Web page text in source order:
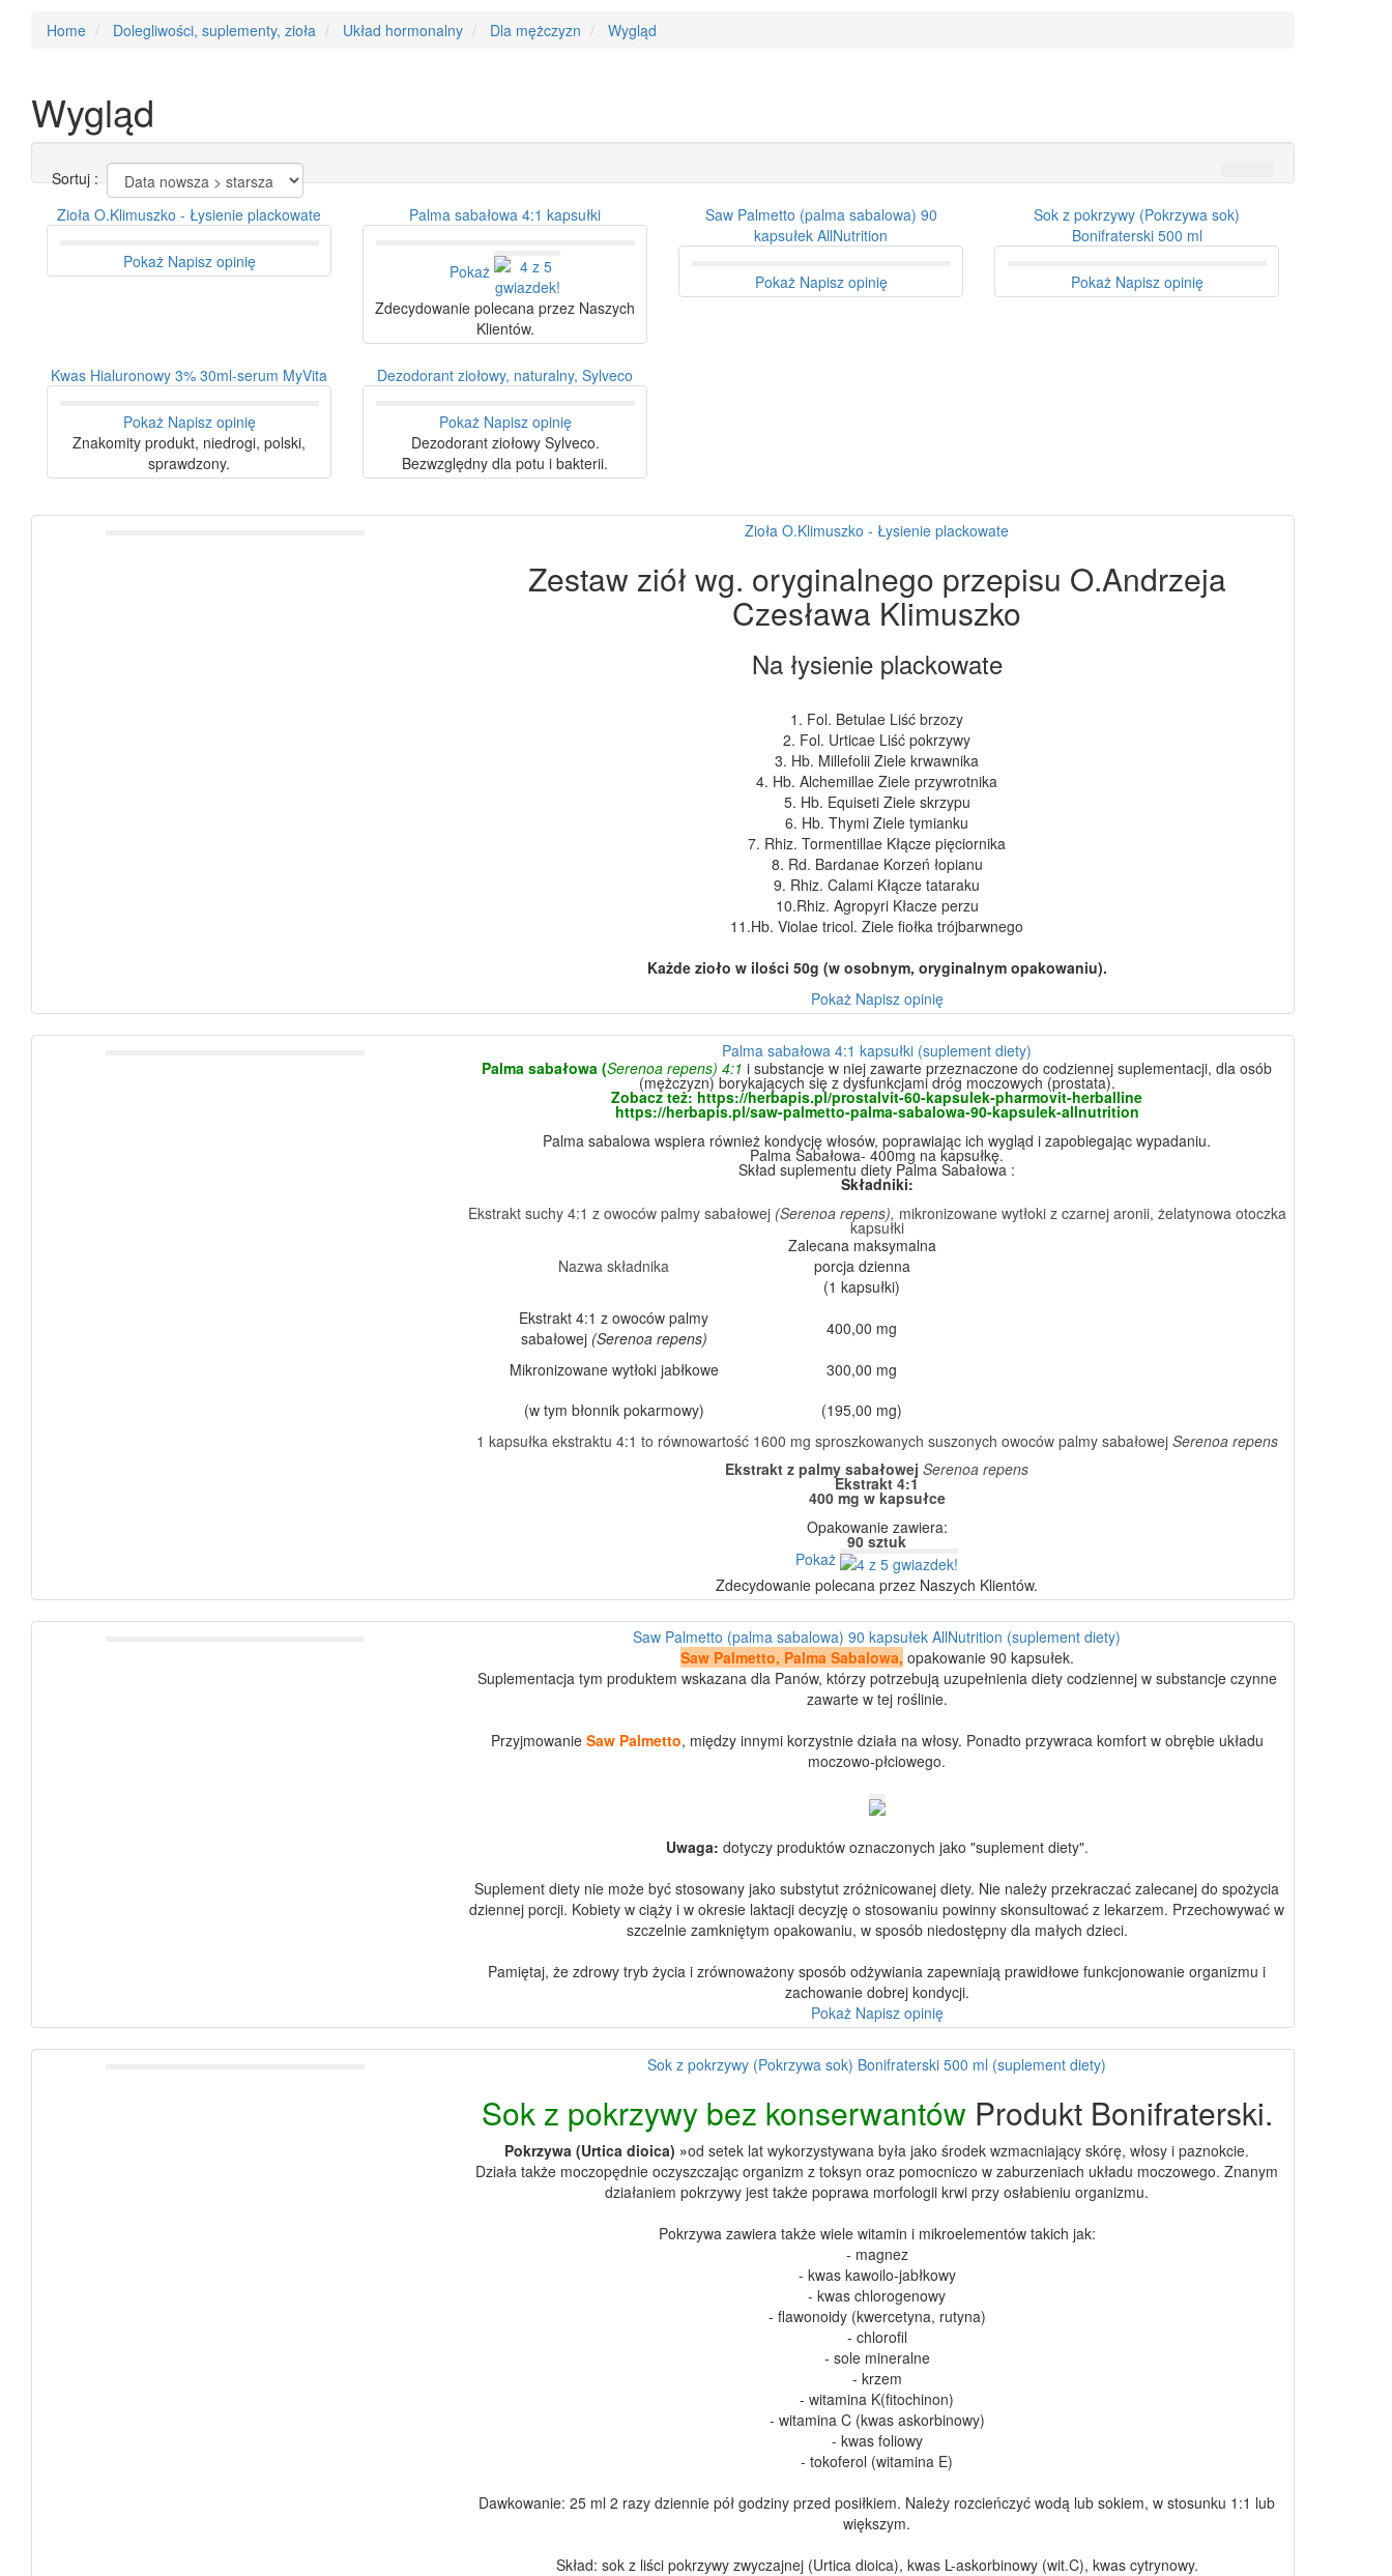
Home Dolegliwości, suplementy, zioła Układ hormonalny Dla mężczyzn Wygląd
Wygląd
Sortuj :
Zioła O.Klimuszko - Łysienie plackowate
Pokaż Napisz opinię
Palma sabałowa 4:1 kapsułki
Pokaż
Zdecydowanie polecana przez Naszych
Klientów.
Saw Palmetto (palma sabalowa) 90
kapsułek AllNutrition
Pokaż Napisz opinię
Sok z pokrzywy (Pokrzywa sok)
Bonifraterski 500 ml
Pokaż Napisz opinię
Kwas Hialuronowy 3% 30ml-serum MyVita
Pokaż Napisz opinię
Znakomity produkt, niedrogi, polski,
sprawdzony.
Dezodorant ziołowy, naturalny, Sylveco
Pokaż Napisz opinię
Dezodorant ziołowy Sylveco.
Bezwzględny dla potu i bakterii.
Zioła O.Klimuszko - Łysienie plackowate
Zestaw ziół wg. oryginalnego przepisu O.Andrzeja
Czesława Klimuszko
Na łysienie plackowate
1. Fol. Betulae Liść brzozy
2. Fol. Urticae Liść pokrzywy
3. Hb. Millefolii Ziele krwawnika
4. Hb. Alchemillae Ziele przywrotnika
5. Hb. Equiseti Ziele skrzypu
6. Hb. Thymi Ziele tymianku
7. Rhiz. Tormentillae Kłącze pięciornika
8. Rd. Bardanae Korzeń łopianu
9. Rhiz. Calami Kłącze tataraku
10.Rhiz. Agropyri Kłacze perzu
11.Hb. Violae tricol. Ziele fiołka trójbarwnego
Każde zioło w ilości 50g (w osobnym, oryginalnym opakowaniu).
Pokaż Napisz opinię
Palma sabałowa 4:1 kapsułki (suplement diety)
Palma sabałowa (Serenoa repens)4:1 i substancje w niej zawarte przeznaczone do codziennej suplementacji, dla osób
(mężczyzn) borykających się z dysfunkcjami dróg moczowych (prostata).
Zobacz też: https://herbapis.pl/prostalvit-60-kapsulek-pharmovit-herballine
https://herbapis.pl/saw-palmetto-palma-sabalowa-90-kapsulek-allnutrition
Palma sabalowa wspiera również kondycję włosów, poprawiając ich wygląd i zapobiegając wypadaniu.
Palma Sabałowa- 400mg na kapsułkę.
Skład suplementu diety Palma Sabałowa :
Składniki:
Ekstrakt suchy 4:1 z owoców palmy sabałowej (Serenoa repens), mikronizowane wytłoki z czarnej aronii, żelatynowa otoczka
kapsułki
Nazwa składnika
Zalecana maksymalna
porcja dzienna
(1 kapsułki)
Ekstrakt 4:1 z owoców palmy
sabałowej (Serenoa repens)
400,00 mg
Mikronizowane wytłoki jabłkowe
(w tym błonnik pokarmowy)
300,00 mg
(195,00 mg)
1 kapsułka ekstraktu 4:1 to równowartość 1600 mg sproszkowanych suszonych owoców palmy sabałowej Serenoa repens
Ekstrakt z palmy sabałowejSerenoa repens
Ekstrakt 4:1
400 mg w kapsułce
Opakowanie zawiera:
90 sztuk
Pokaż
Zdecydowanie polecana przez Naszych Klientów.
Saw Palmetto (palma sabalowa) 90 kapsułek AllNutrition (suplement diety)
Saw Palmetto, Palma Sabalowa, opakowanie 90 kapsułek.
Suplementacja tym produktem wskazana dla Panów, którzy potrzebują uzupełnienia diety codziennej w substancje czynne
zawarte w tej roślinie.
Przyjmowanie Saw Palmetto, między innymi korzystnie działa na włosy. Ponadto przywraca komfort w obrębie układu
moczowo-płciowego.
Uwaga: dotyczy produktów oznaczonych jako "suplement diety".
Suplement diety nie może być stosowany jako substytut zróżnicowanej diety. Nie należy przekraczać zalecanej do spożycia
dziennej porcji. Kobiety w ciąży i w okresie laktacji decyzję o stosowaniu powinny skonsultować z lekarzem. Przechowywać w
szczelnie zamkniętym opakowaniu, w sposób niedostępny dla małych dzieci.
Pamiętaj, że zdrowy tryb życia i zrównoważony sposób odżywiania zapewniają prawidłowe funkcjonowanie organizmu i
zachowanie dobrej kondycji.
Pokaż Napisz opinię
Sok z pokrzywy (Pokrzywa sok) Bonifraterski 500 ml (suplement diety)
Sok z pokrzywy bez konserwantów Produkt Bonifraterski.
Pokrzywa (Urtica dioica) »od setek lat wykorzystywana była jako środek wzmacniający skórę, włosy i paznokcie.
Działa także moczopędnie oczyszczając organizm z toksyn oraz pomocniczo w zaburzeniach układu moczowego. Znanym
działaniem pokrzywy jest także poprawa morfologii krwi przy osłabieniu organizmu.
Pokrzywa zawiera także wiele witamin i mikroelementów takich jak:
- magnez
- kwas kawoilo-jabłkowy
- kwas chlorogenowy
- flawonoidy (kwercetyna, rutyna)
- chlorofil
- sole mineralne
- krzem
- witamina K(fitochinon)
- witamina C (kwas askorbinowy)
- kwas foliowy
- tokoferol (witamina E)
Dawkowanie: 25 ml 2 razy dziennie pół godziny przed posiłkiem. Należy rozcieńczyć wodą lub sokiem, w stosunku 1:1 lub
większym.
Skład: sok z liści pokrzywy zwyczajnej (Urtica dioica), kwas L-askorbinowy (wit.C), kwas cytrynowy.